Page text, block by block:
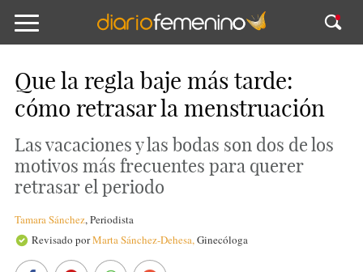
Que la regla baje más tarde:
cómo retrasar la menstruación
Las vacaciones y las bodas son dos de los
motivos más frecuentes para querer
retrasar el periodo
Tamara Sánchez,Periodista
Revisado porMarta Sánchez-Dehesa,Ginecóloga